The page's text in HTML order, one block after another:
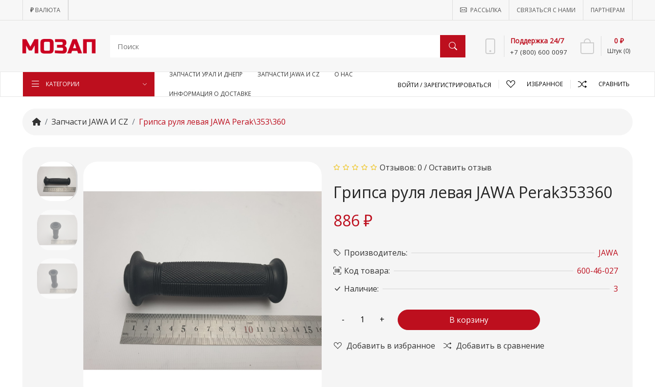
₽ ВАЛЮТА РАССЫЛКА СВЯЗАТЬСЯ С НАМИ ПАРТНЕРАМ
Поддержка 24/7
+7 (800) 600 0097 Штук (0)
0 ₽
КАТЕГОРИИ
ЗАПЧАСТИ УРАЛ И ДНЕПР ЗАПЧАСТИ JAWA И CZ О НАС
ИНФОРМАЦИЯ О ДОСТАВКЕ
ВОЙТИ /ЗАРЕГИСТРИРОВАТЬСЯ ИЗБРАННОЕ СРАВНИТЬ
Запчасти JAWA И CZ Грипса руля левая JAWA Perak\353\360
Отзывов: 0 /Оставить отзыв
Грипса руля левая JAWA Perak353360
886 ₽
Производитель:
JAWA
Код товара:
600-46-027
Наличие:
3
В корзину
Добавить в избранное Добавить в сравнение